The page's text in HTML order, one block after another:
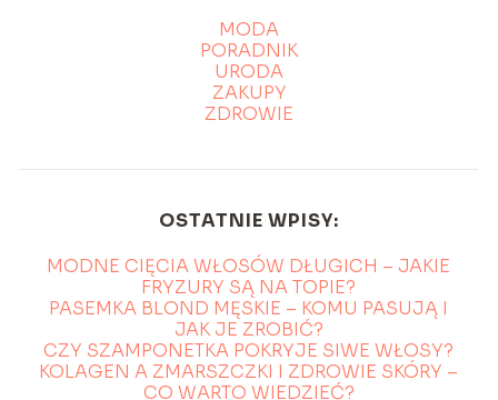
MODA
PORADNIK
URODA
ZAKUPY
ZDROWIE
OSTATNIE WPISY:
MODNE CIĘCIA WŁOSÓW DŁUGICH – JAKIE
FRYZURY SĄ NA TOPIE?
PASEMKA BLOND MĘSKIE – KOMU PASUJĄ I
JAK JE ZROBIĆ?
CZY SZAMPONETKA POKRYJE SIWE WŁOSY?
KOLAGEN A ZMARSZCZKI I ZDROWIE SKÓRY –
CO WARTO WIEDZIEĆ?